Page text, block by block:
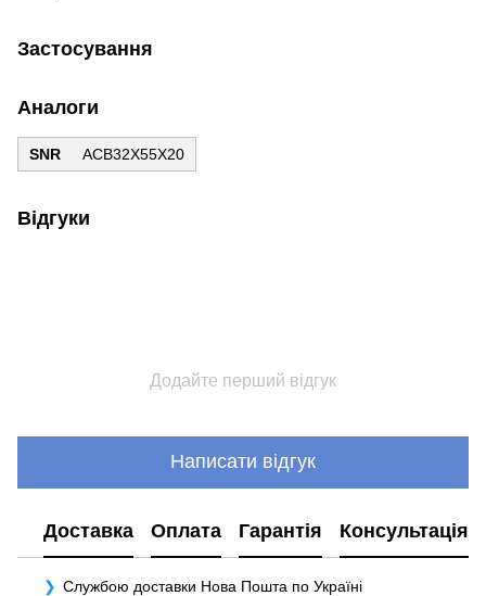
Застосування
Аналоги
SNR ACB32X55X20
Відгуки
Додайте перший відгук
Написати відгук
Доставка Оплата Гарантія Консультація
Службою доставки Нова Пошта по Україні